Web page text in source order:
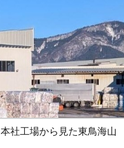
本社工場から見た東鳥海